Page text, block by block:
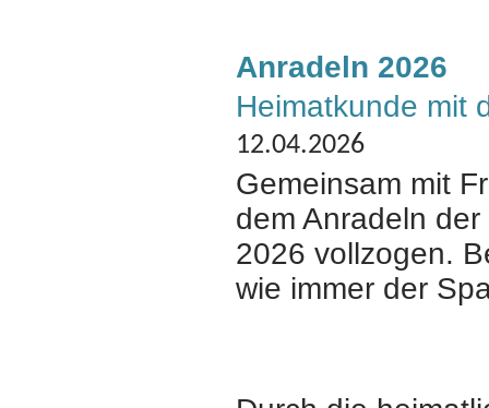
Anradeln 2026
Heimatkunde mit
12.04.2026
Gemeinsam mit
dem Anradeln
2026 vollzogen.
wie immer der